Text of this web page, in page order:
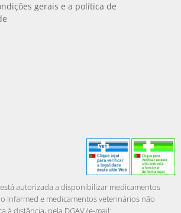
gerais e a política de
autorizada a disponibilizar medicamentos
Infarmed e medicamentos veterinários não
à distância, pela DGAV (e-mail: